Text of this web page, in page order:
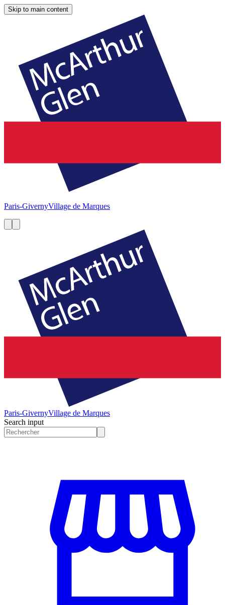
Skip to main content
Paris-GivernyVillage de Marques
Paris-GivernyVillage de Marques
Search input